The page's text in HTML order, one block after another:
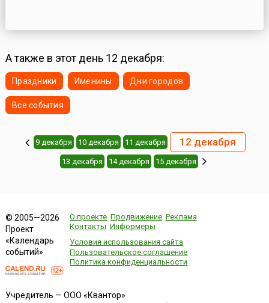
А также в этот день 12 декабря:
Праздники Именины Дни городов
Все события
9 декабря 10 декабря 11 декабря 12 декабря
13 декабря 14 декабря 15 декабря
© 2005—2026
Проект
«Календарь
событий»
О проекте Продвижение Реклама
Контакты Информеры
Условия использования сайта
Пользовательское соглашение
Политика конфиденциальности
Учредитель — ООО «Квантор»